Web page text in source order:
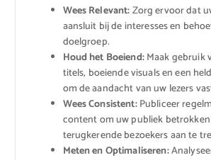
Wees Relevant:Zorg ervoor dat
aansluit bij de interesses en
doelgroep.
Houd het Boeiend:Maak gebruik
titels, boeiende visuals en een
om de aandacht van uw lezers
Wees Consistent:Publiceer
content om uw publiek
terugkerende bezoekers aan te
Meten en Optimaliseren: